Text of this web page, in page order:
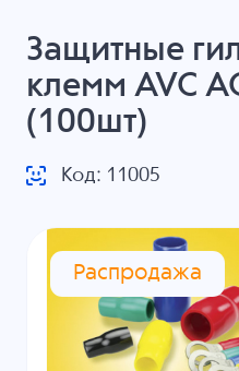
Защитные
клемм AVC
(100шт)
Код: 11005
Распродажа